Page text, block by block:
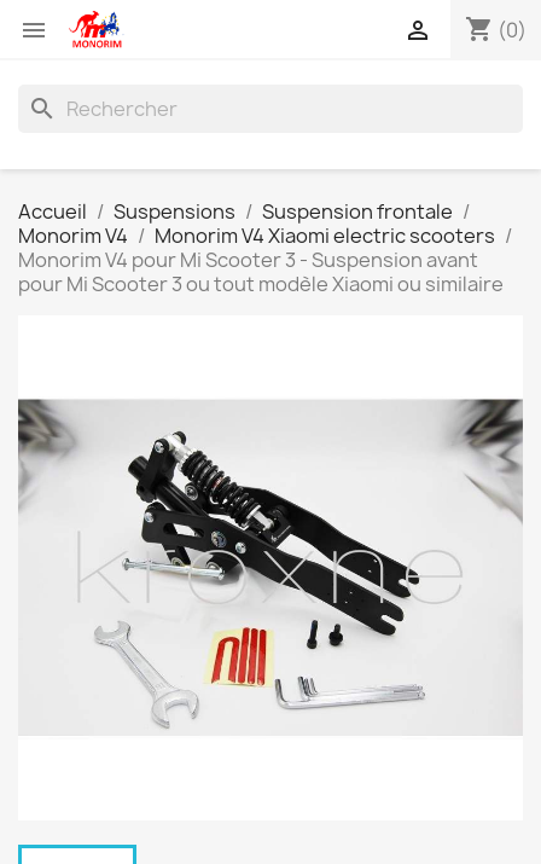
 shopping_cart (0)

search
Accueil Suspensions
Suspension frontale
Monorim V4
Monorim V4 Xiaomi electric scooters
Monorim V4 pour Mi Scooter 3 - Suspension avant
pour Mi Scooter 3 ou tout modèle Xiaomi ou similaire